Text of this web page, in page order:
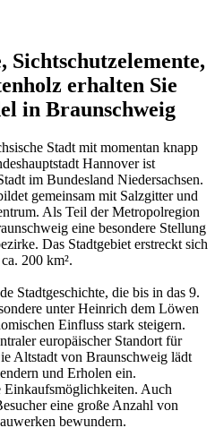
Sichtschutzelemente,
erhalten Sie
in Braunschweig
Stadt mit momentan knapp
Hannover ist
im Bundesland Niedersachsen.
gemeinsam mit Salzgitter und
Als Teil der Metropolregion
eine besondere Stellung
Das Stadtgebiet erstreckt sich
200 km².
Stadtgeschichte, die bis in das 9.
unter Heinrich dem Löwen
Einfluss stark steigern.
europäischer Standort für
Altstadt von Braunschweig lädt
und Erholen ein.
Auch
eine große Anzahl von
bewundern.